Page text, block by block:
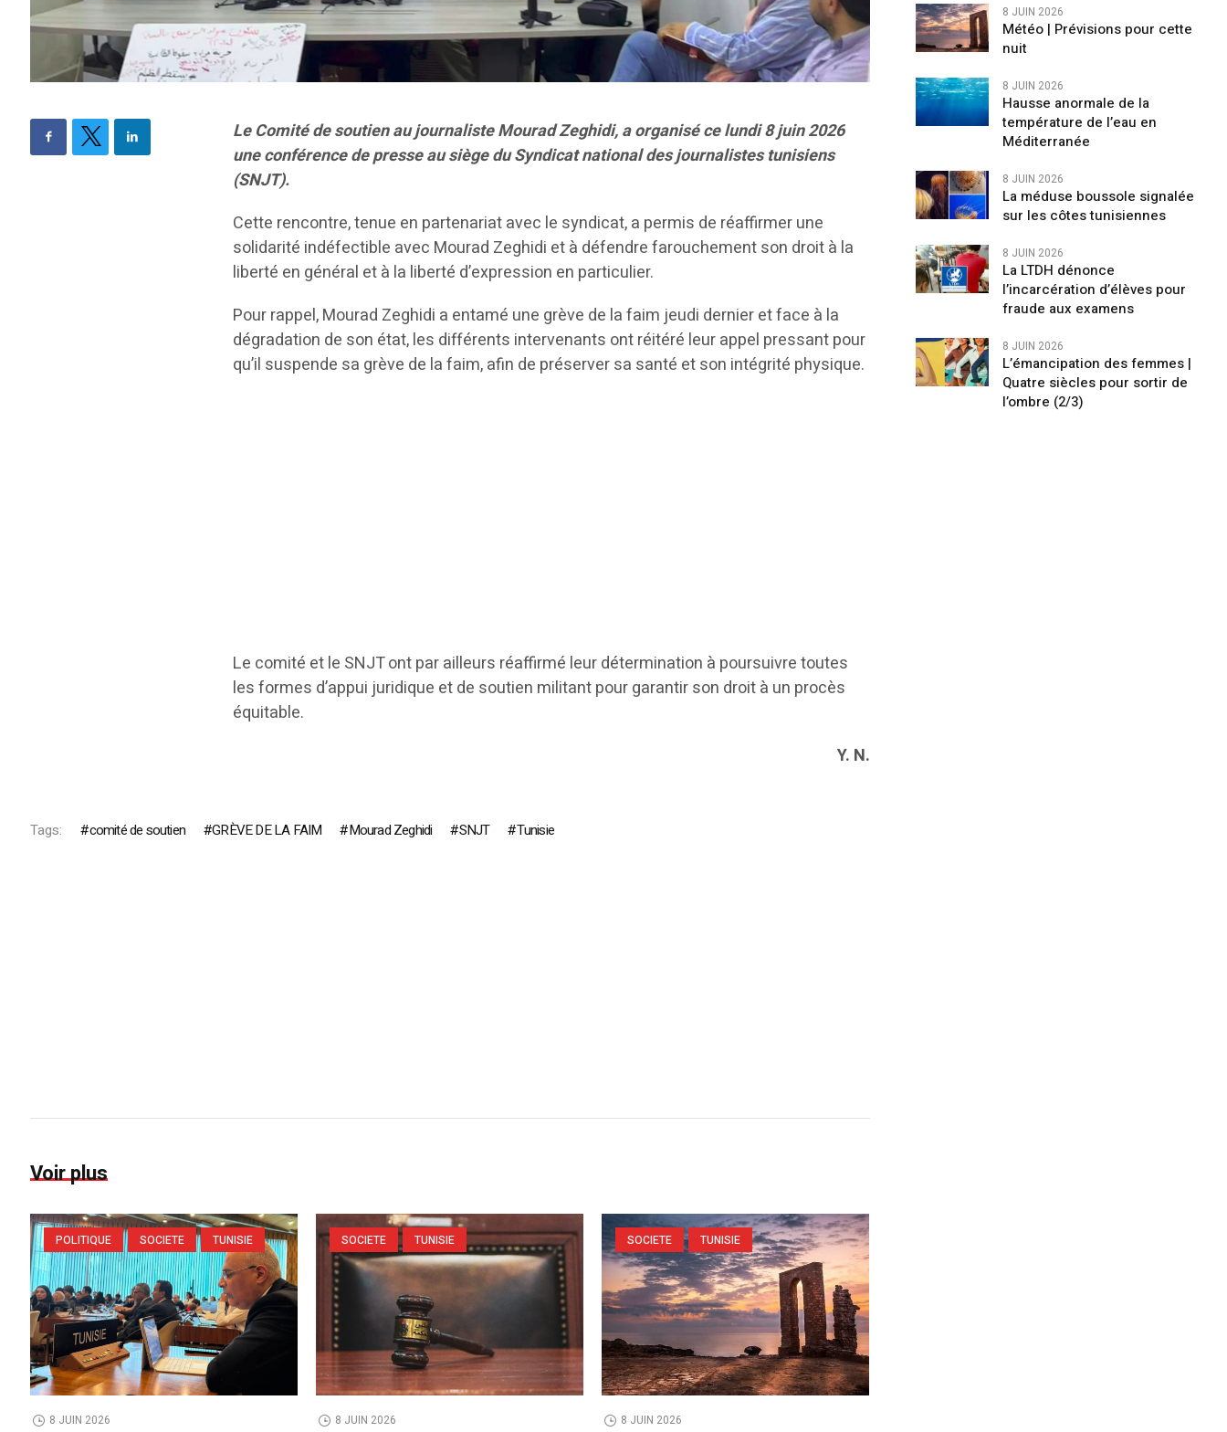
Le Comité de soutien au journaliste Mourad Zeghidi, a organisé ce lundi 8 juin 2026
une conférence de presse au siège du Syndicat national des journalistes tunisiens
(SNJT).
Cette rencontre, tenue en partenariat avec le syndicat, a permis de réaffirmer une
solidarité indéfectible avec Mourad Zeghidi et à défendre farouchement son droit à la
liberté en général et à la liberté d’expression en particulier.
Pour rappel, Mourad Zeghidi a entamé une grève de la faim jeudi dernier et face à la
dégradation de son état, les différents intervenants ont réitéré leur appel pressant pour
qu’il suspende sa grève de la faim, afin de préserver sa santé et son intégrité physique.
Le comité et le SNJT ont par ailleurs réaffirmé leur détermination à poursuivre toutes
les formes d’appui juridique et de soutien militant pour garantir son droit à un procès
équitable.
Y. N.
Tags: comité de soutien GRÈVE DE LA FAIM Mourad Zeghidi SNJT Tunisie
Voir plus
POLITIQUE SOCIETE TUNISIE
8 JUIN 2026
SOCIETE TUNISIE
8 JUIN 2026
SOCIETE TUNISIE
8 JUIN 2026
8 JUIN 2026
Météo | Prévisions pour cette
nuit
8 JUIN 2026
Hausse anormale de la
température de l’eau en
Méditerranée
8 JUIN 2026
La méduse boussole signalée
sur les côtes tunisiennes
8 JUIN 2026
La LTDH dénonce
l’incarcération d’élèves pour
fraude aux examens
8 JUIN 2026
L’émancipation des femmes |
Quatre siècles pour sortir de
l’ombre (2/3)